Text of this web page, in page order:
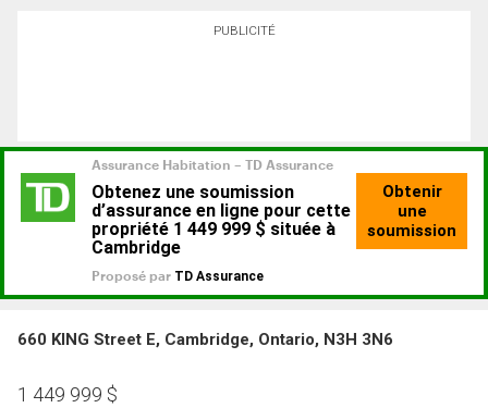
PUBLICITÉ
660 KING Street E, Cambridge, Ontario, N3H 3N6
1 449 999 $